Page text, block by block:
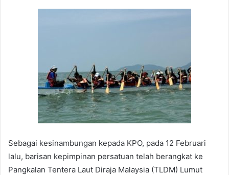
Sebagai kesinambungan kepada KPO, pada 12 Februari
lalu, barisan kepimpinan persatuan telah berangkat ke
Pangkalan Tentera Laut Diraja Malaysia (TLDM) Lumut